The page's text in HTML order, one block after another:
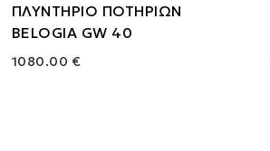
ΠΛΥΝΤΗΡΙΟ ΠΟΤΗΡΙΩΝ
BELOGIA GW 40
1080.00 €